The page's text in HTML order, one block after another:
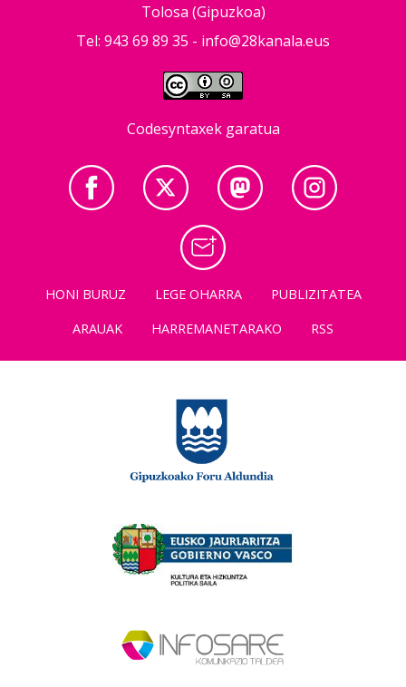
Tolosa (Gipuzkoa)
Tel: 943 69 89 35 - info@28kanala.eus
Codesyntaxek garatua
HONI BURUZ LEGE OHARRA
PUBLIZITATEA
ARAUAK
HARREMANETARAKO RSS